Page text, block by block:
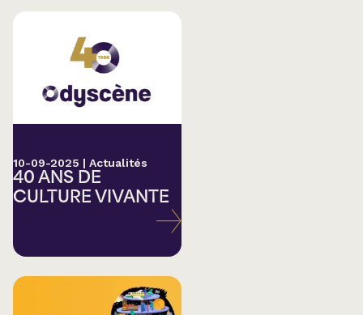
10-09-2025 | Actualités
40 ANS DE
CULTURE VIVANTE